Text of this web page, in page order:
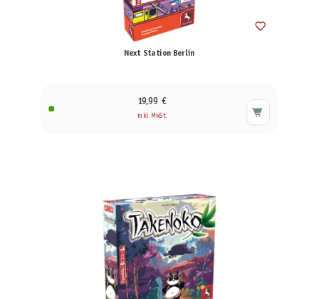
Next Station Berlin
19,99 €
inkl. MwSt.